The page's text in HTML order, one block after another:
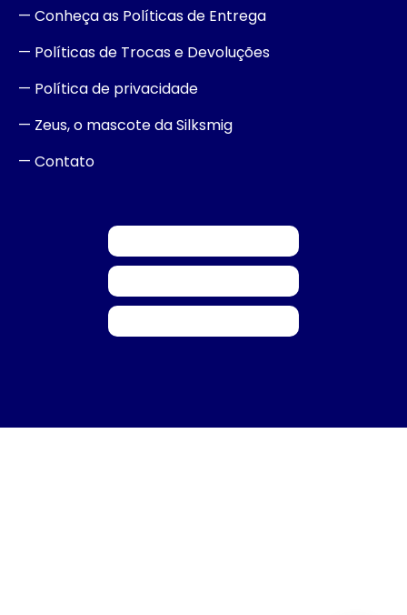
— Conheça as Políticas de Entrega
— Políticas de Trocas e Devoluções
— Política de privacidade
— Zeus, o mascote da Silksmig
— Contato